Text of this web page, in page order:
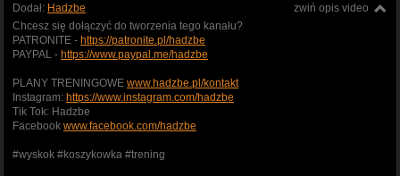
zwiń opis video
Dodał: Hadzbe
Chcesz się dołączyć do tworzenia tego kanału?
PATRONITE - https://patronite.pl/hadzbe
PAYPAL - https://www.paypal.me/hadzbe
PLANY TRENINGOWE www.hadzbe.pl/kontakt
Instagram: https://www.instagram.com/hadzbe
Tik Tok: Hadzbe
Facebook www.facebook.com/hadzbe
#wyskok #koszykowka #trening